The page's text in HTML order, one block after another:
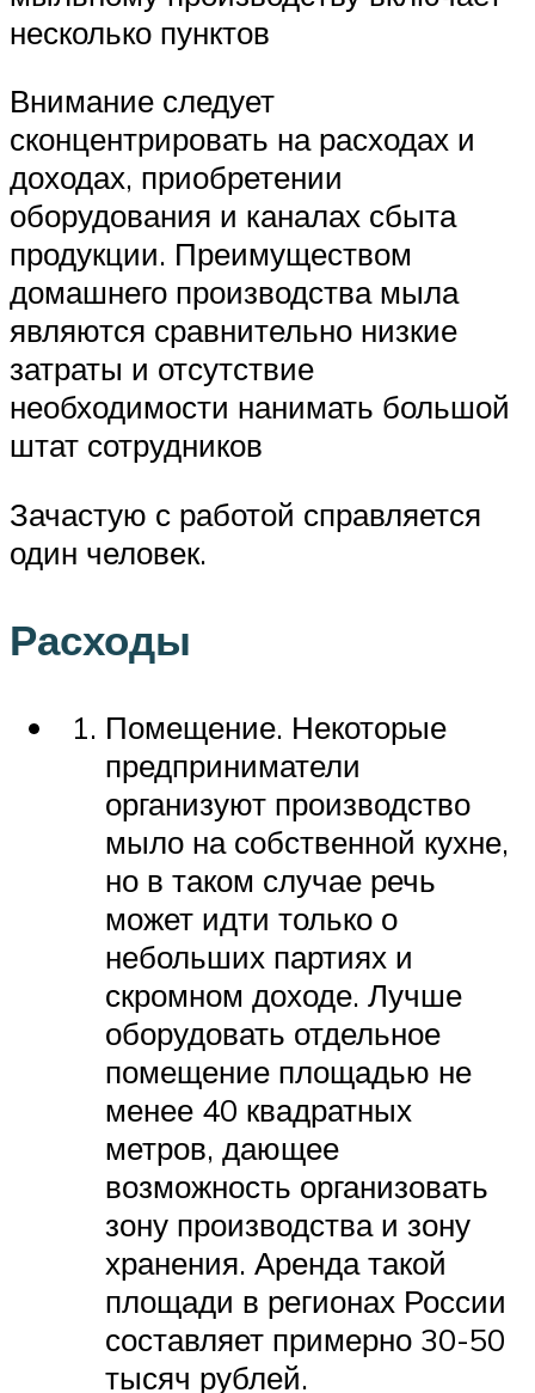
несколько пунктов
Внимание следует
сконцентрировать на расходах и
доходах, приобретении
оборудования и каналах сбыта
продукции. Преимуществом
домашнего производства мыла
являются сравнительно низкие
затраты и отсутствие
необходимости нанимать большой
штат сотрудников
Зачастую с работой справляется
один человек.
Расходы
Помещение. Некоторые
предприниматели
организуют производство
мыло на собственной кухне,
но в таком случае речь
может идти только о
небольших партиях и
скромном доходе. Лучше
оборудовать отдельное
помещение площадью не
менее 40 квадратных
метров, дающее
возможность организовать
зону производства и зону
хранения. Аренда такой
площади в регионах России
составляет примерно 30-50
тысяч рублей.